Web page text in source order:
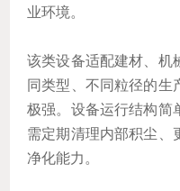
业环境。
该类设备适配建材、机
同类型、不同粒径的生
极强。设备运行结构简
需定期清理内部积尘、
净化能力。